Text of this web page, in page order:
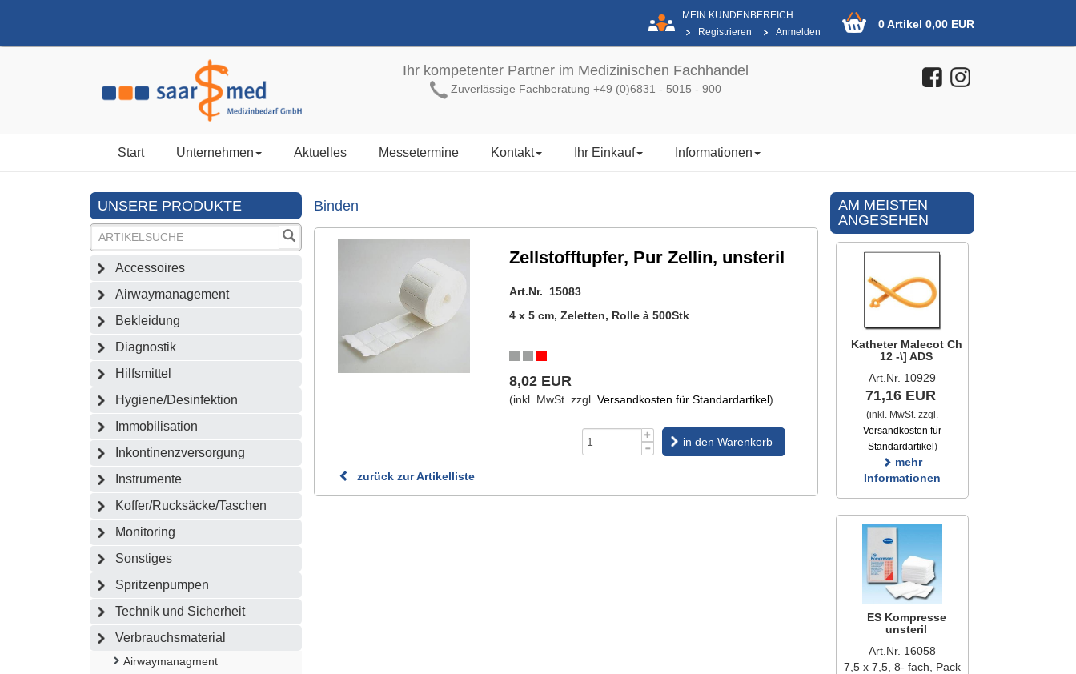
MEIN KUNDENBEREICH
Registrieren
Anmelden
0 Artikel 0,00 EUR
Ihr kompetenter Partner im Medizinischen Fachhandel
Zuverlässige Fachberatung +49 (0)6831 - 5015 - 900
Start Unternehmen Aktuelles Messetermine Kontakt Ihr Einkauf Informationen
UNSERE PRODUKTE
Accessoires
Airwaymanagement
Bekleidung
Diagnostik
Hilfsmittel
Hygiene/Desinfektion
Immobilisation
Inkontinenzversorgung
Instrumente
Koffer/Rucksäcke/Taschen
Monitoring
Sonstiges
Spritzenpumpen
Technik und Sicherheit
Verbrauchsmaterial
Airwaymanagment
Binden
Zellstofftupfer, Pur Zellin, unsteril
Art.Nr. 15083
4 x 5 cm, Zeletten, Rolle à 500Stk
8,02 EUR
(inkl. MwSt. zzgl. Versandkosten für Standardartikel)
in den Warenkorb
zurück zur Artikelliste
AM MEISTEN
ANGESEHEN
Katheter Malecot Ch
12 -\] ADS
Art.Nr. 10929
71,16 EUR
(inkl. MwSt. zzgl.
Versandkosten für
Standardartikel )
mehr
Informationen
ES Kompresse
unsteril
Art.Nr. 16058
7,5 x 7,5, 8- fach, Pack